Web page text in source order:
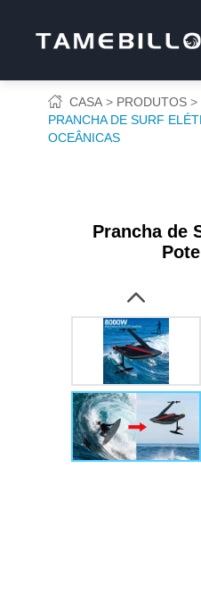
CASA PRODUTOS
PRANCHA DE SURF
OCEÂNICAS
Prancha de